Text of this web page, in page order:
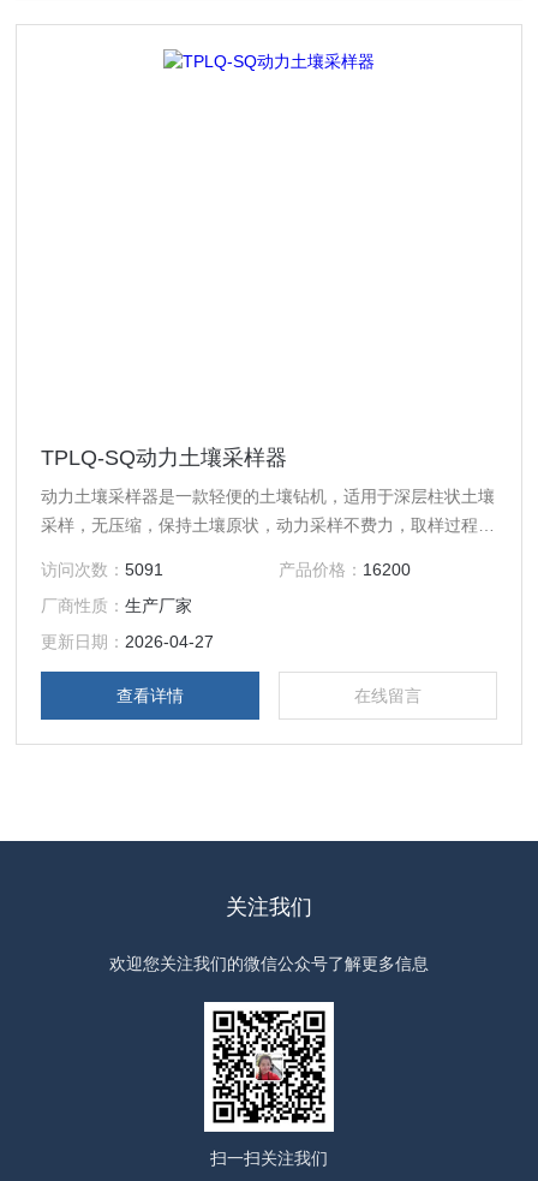
TPLQ-SQ动力土壤采样器
动力土壤采样器是一款轻便的土壤钻机，适用于深层柱状土壤
采样，无压缩，保持土壤原状，动力采样不费力，取样过程3-
访问次数：5091 产品价格： 16200
厂商性质：生产厂家
更新日期： 2026-04-27
查看详情 在线留言
关注我们
欢迎您关注我们的微信公众号了解更多信息
扫一扫关注我们